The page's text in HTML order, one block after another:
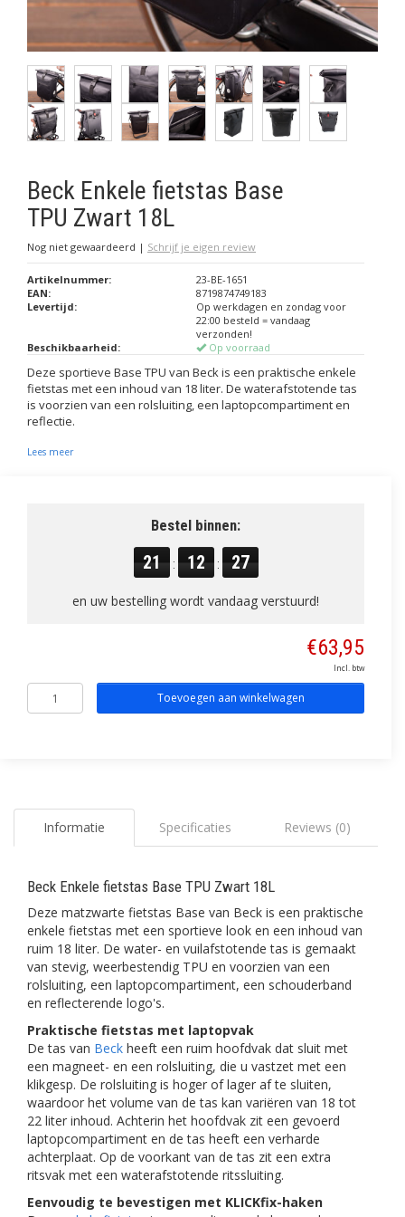
Beck Enkele fietstas Base
TPU Zwart 18L
Nog niet gewaardeerd | Schrijf je eigen review
Artikelnummer:
23-BE-1651
EAN:
8719874749183
Levertijd:
Op werkdagen en zondag voor
22:00 besteld = vandaag
verzonden!
Beschikbaarheid:
Op voorraad
Deze sportieve Base TPU van Beck is een praktische enkele
fietstas met een inhoud van 18 liter. De waterafstotende tas
is voorzien van een rolsluiting, een laptopcompartiment en
reflectie.
Lees meer
Bestel binnen:
21 : 12 : 26
en uw bestelling wordt vandaag verstuurd!
€63,95
Incl. btw
Toevoegen aan winkelwagen
Informatie Specificaties Reviews (0)
Beck Enkele fietstas Base TPU Zwart 18L
Deze matzwarte fietstas Base van Beck is een praktische
enkele fietstas met een sportieve look en een inhoud van
ruim 18 liter. De water- en vuilafstotende tas is gemaakt
van stevig, weerbestendig TPU en voorzien van een
rolsluiting, een laptopcompartiment, een schouderband
en reflecterende logo's.
Praktische fietstas met laptopvak
De tas van Beck heeft een ruim hoofdvak dat sluit met
een magneet- en een rolsluiting, die u vastzet met een
klikgesp. De rolsluiting is hoger of lager af te sluiten,
waardoor het volume van de tas kan variëren van 18 tot
22 liter inhoud. Achterin het hoofdvak zit een gevoerd
laptopcompartiment en de tas heeft een verharde
achterplaat. Op de voorkant van de tas zit een extra
ritsvak met een waterafstotende ritssluiting.
Eenvoudig te bevestigen met KLICKfix-haken